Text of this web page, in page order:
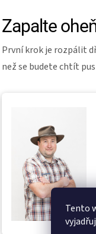
Tento
Zapalte
První krok je rozpálit
než se budete chtít